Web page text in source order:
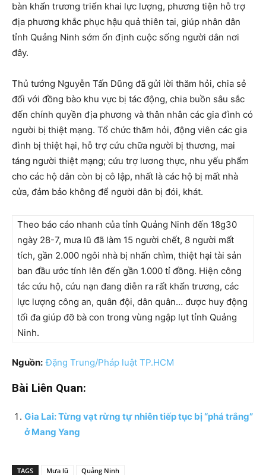
bàn khẩn trương triển khai lực lượng, phương tiện hỗ trợ
địa phương khắc phục hậu quả thiên tai, giúp nhân dân
tỉnh Quảng Ninh sớm ổn định cuộc sống người dân nơi
đây.
Thủ tướng Nguyễn Tấn Dũng đã gửi lời thăm hỏi, chia sẻ
đối với đồng bào khu vực bị tác động, chia buồn sâu sắc
đến chính quyền địa phương và thân nhân các gia đình có
người bị thiệt mạng. Tổ chức thăm hỏi, động viên các gia
đình bị thiệt hại, hỗ trợ cứu chữa người bị thương, mai
táng người thiệt mạng; cứu trợ lương thực, nhu yếu phẩm
cho các hộ dân còn bị cô lập, nhất là các hộ bị mất nhà
cửa, đảm bảo không để người dân bị đói, khát.
Theo báo cáo nhanh của tỉnh Quảng Ninh đến 18g30
ngày 28-7, mưa lũ đã làm 15 người chết, 8 người mất
tích, gần 2.000 ngôi nhà bị nhấn chìm, thiệt hại tài sản
ban đầu ước tính lên đến gần 1.000 tỉ đồng. Hiện công
tác cứu hộ, cứu nạn đang diễn ra rất khẩn trương, các
lực lượng công an, quân đội, dân quân… được huy động
tối đa giúp đỡ bà con trong vùng ngập lụt tỉnh Quảng
Ninh.
Nguồn: Đặng Trung/Pháp luật TP.HCM
Bài Liên Quan:
Gia Lai: Từng vạt rừng tự nhiên tiếp tục bị “phá trắng”
ở Mang Yang
TAGS Mưa lũ Quảng Ninh